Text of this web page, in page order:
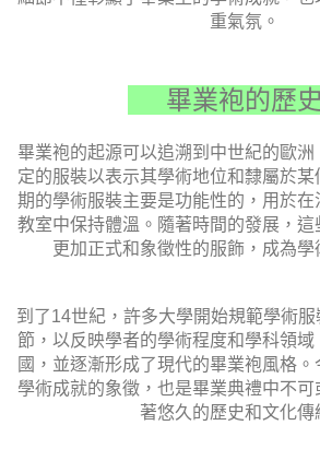
重氣氛。
畢業袍的歷
畢業袍的起源可以追溯到中世紀的歐
定的服裝以表示其學術地位和隸屬於
期的學術服裝主要是功能性的，用於在
教室中保持體溫。隨著時間的發展，這
更加正式和象徵性的服飾，成為學
到了14世紀，許多大學開始規範學術
節，以反映學者的學術程度和學科領
國，並逐漸形成了現代的畢業袍風格
學術成就的象徵，也是畢業典禮中不
著悠久的歷史和文化傳